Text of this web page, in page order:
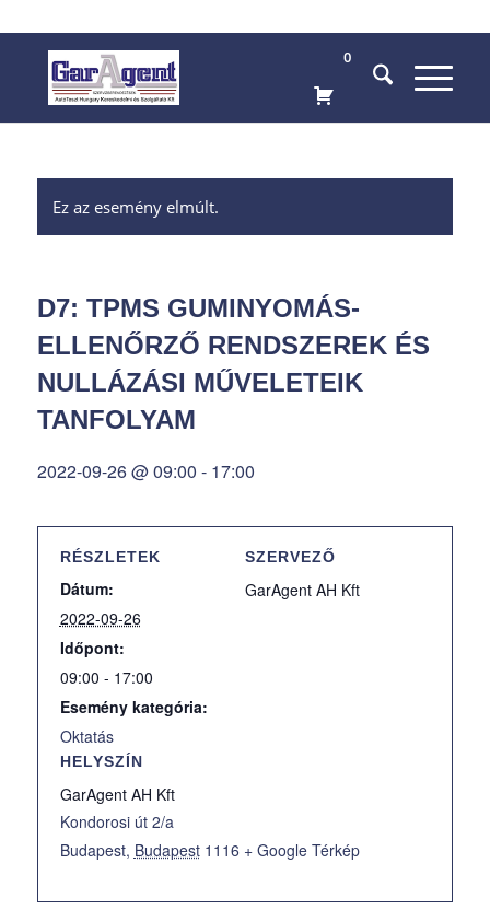
0
Ez az esemény elmúlt.
D7: TPMS GUMINYOMÁS-
ELLENŐRZŐ RENDSZEREK ÉS
NULLÁZÁSI MŰVELETEIK
TANFOLYAM
2022-09-26 @ 09:00 - 17:00
RÉSZLETEK
Dátum:
2022-09-26
Időpont:
09:00 - 17:00
Esemény kategória:
Oktatás
HELYSZÍN
GarAgent AH Kft
Kondorosi út 2/a
Budapest, Budapest 1116 + Google Térkép
SZERVEZŐ
GarAgent AH Kft